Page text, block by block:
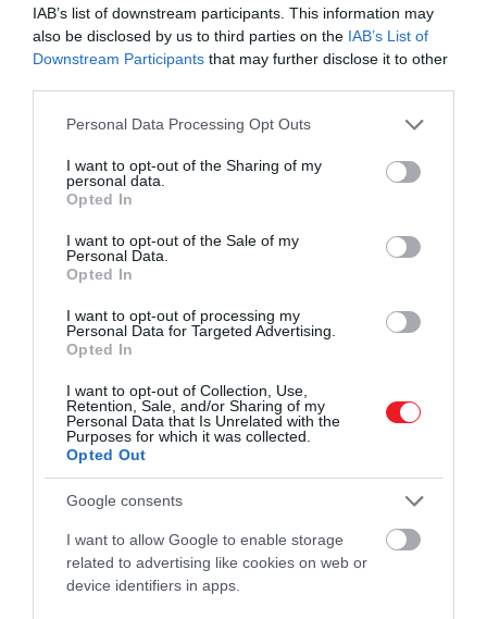
IAB’s list of downstream participants. This information may
also be disclosed by us to third parties on the IAB’s List of
Downstream Participants that may further disclose it to other
Please note that this website/app uses one or more Google
not limited to your visit or usage behaviour. You may click to
grant or deny consent to Google and its third-party tags to
use your data for below specified purposes in below Google
consent section.
Personal Data Processing Opt Outs
I want to opt-out of the Sharing of my
personal data.
Opted In
I want to opt-out of the Sale of my
Personal Data.
Opted In
I want to opt-out of processing my
Personal Data for Targeted Advertising.
Opted In
I want to opt-out of Collection, Use,
Retention, Sale, and/or Sharing of my
Personal Data that Is Unrelated with the
Purposes for which it was collected.
Opted Out
Google consents
I want to allow Google to enable storage
related to advertising like cookies on web or
device identifiers in apps.